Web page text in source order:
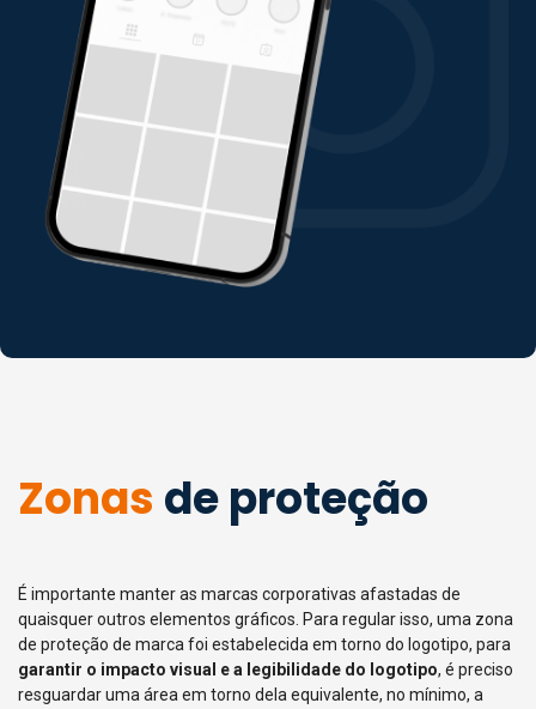
Zonas de proteção
É importante manter as marcas corporativas afastadas de
quaisquer outros elementos gráficos. Para regular isso, uma zona
de proteção de marca foi estabelecida em torno do logotipo, para
garantir o impacto visual e a legibilidade do logotipo, é preciso
resguardar uma área em torno dela equivalente, no mínimo, a